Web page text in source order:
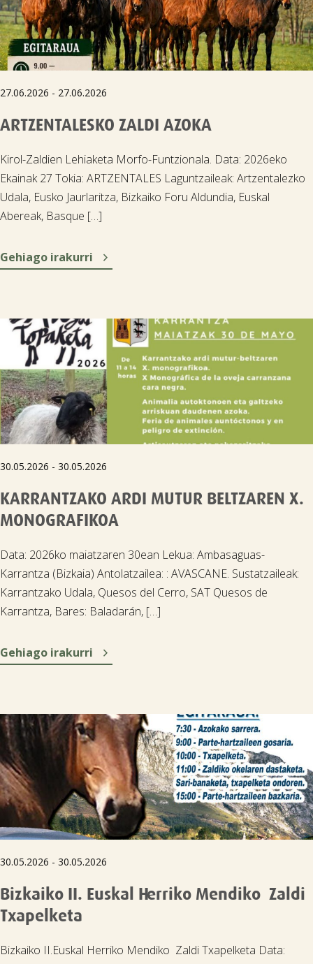
27.06.2026 - 27.06.2026
ARTZENTALESKO ZALDI AZOKA
Kirol-Zaldien Lehiaketa Morfo-Funtzionala. Data: 2026eko
Ekainak 27 Tokia: ARTZENTALES Laguntzaileak: Artzentalezko
Udala, Eusko Jaurlaritza, Bizkaiko Foru Aldundia, Euskal
Abereak, Basque […]
Gehiago irakurri 
30.05.2026 - 30.05.2026
KARRANTZAKO ARDI MUTUR BELTZAREN X.
MONOGRAFIKOA
Data: 2026ko maiatzaren 30ean Lekua: Ambasaguas-
Karrantza (Bizkaia) Antolatzailea: : AVASCANE. Sustatzaileak:
Karrantzako Udala, Quesos del Cerro, SAT Quesos de
Karrantza, Bares: Baladarán, […]
Gehiago irakurri 
30.05.2026 - 30.05.2026
Bizkaiko II. Euskal Herriko Mendiko Zaldi
Txapelketa
Bizkaiko II.Euskal Herriko Mendiko Zaldi Txapelketa Data: